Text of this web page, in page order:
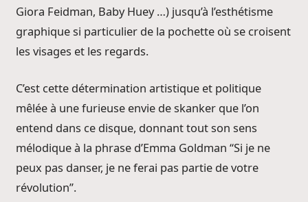
Giora Feidman, Baby Huey …) jusqu’à l’esthétisme
graphique si particulier de la pochette où se croisent
les visages et les regards.
C’est cette détermination artistique et politique
mêlée à une furieuse envie de skanker que l’on
entend dans ce disque, donnant tout son sens
mélodique à la phrase d’Emma Goldman “Si je ne
peux pas danser, je ne ferai pas partie de votre
révolution”.